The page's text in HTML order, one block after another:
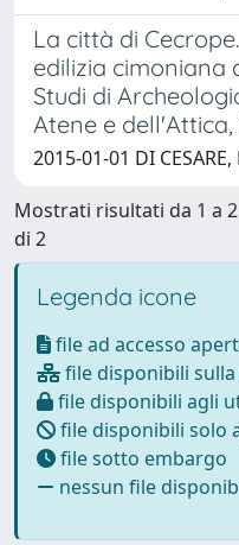
La città di
edilizia cimoniana
Studi di
Atene e dell'Attica,
2015-01-01 DI
Mostrati risultati da 1 a 2
di 2
Legenda icone
file ad accesso
file disponibili
file disponibili agli
file disponibili solo
file sotto embargo
nessun file